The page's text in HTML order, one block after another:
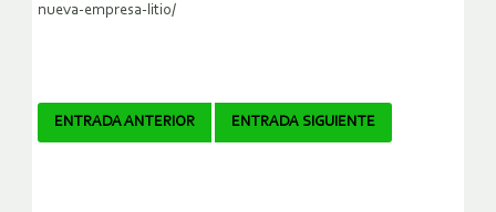
nueva-empresa-litio/
Navegador
ENTRADA ANTERIOR ENTRADA SIGUIENTE